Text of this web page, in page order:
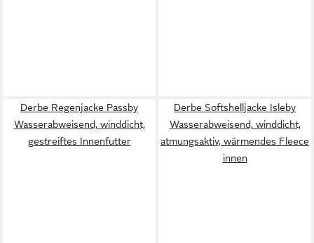
Derbe Regenjacke Passby
Wasserabweisend, winddicht,
gestreiftes Innenfutter
Derbe Softshelljacke Isleby
Wasserabweisend, winddicht,
atmungsaktiv, wärmendes Fleece
innen